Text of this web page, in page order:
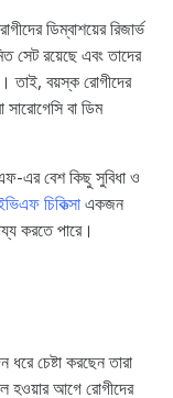
ডিম্বাশয়ের রিজার্ভ
সেট রয়েছে এবং তাদের
তাই, বয়স্ক রোগীদের
বা ডিম
এর বেশ কিছু সুবিধা ও
চিকিত্সাএকজন
করতে পারে।
ধরে চেষ্টা করছেন তারা
হওয়ার আগে রোগীদের